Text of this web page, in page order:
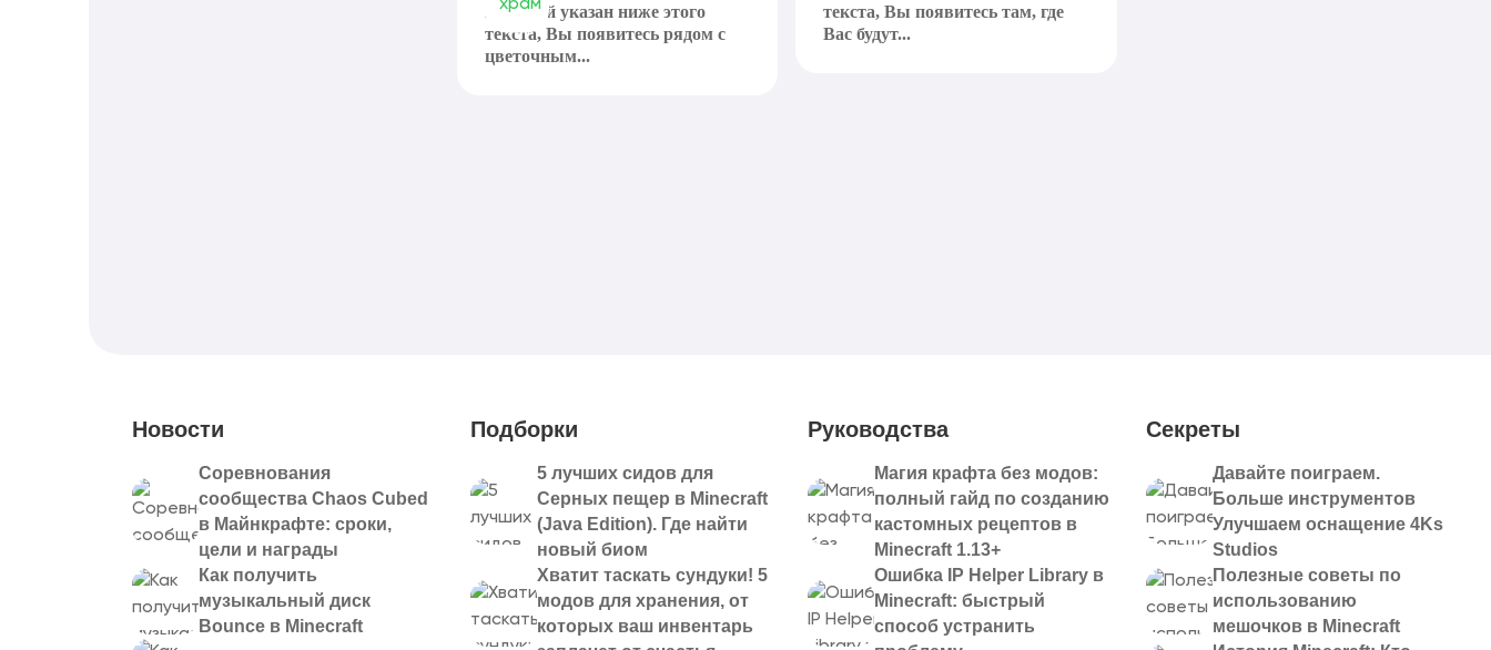
который указан ниже этого
текста, Вы появитесь рядом с
цветочным...
текста, Вы появитесь там, где
Вас будут...
Новости
Соревнования
сообщества Chaos Cubed
в Майнкрафте: сроки,
цели и награды
Как получить
музыкальный диск
Bounce в Minecraft
Подборки
5 лучших сидов для
Серных пещер в Minecraft
(Java Edition). Где найти
новый биом
Хватит таскать сундуки! 5
модов для хранения, от
которых ваш инвентарь
Руководства
Магия крафта без модов:
полный гайд по созданию
кастомных рецептов в
Minecraft 1.13+
Ошибка IP Helper Library в
Minecraft: быстрый
способ устранить
Секреты
Давайте поиграем.
Больше инструментов
Улучшаем оснащение 4Ks
Studios
Полезные советы по
использованию
мешочков в Minecraft